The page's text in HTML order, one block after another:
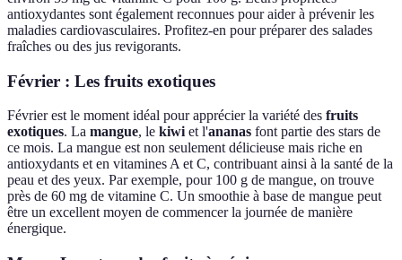
antioxydantes sont également reconnues pour aider à prévenir les
maladies cardiovasculaires. Profitez-en pour préparer des salades
fraîches ou des jus revigorants.
Février : Les fruits exotiques
Février est le moment idéal pour apprécier la variété des fruits
exotiques. La mangue, le kiwi et l'ananas font partie des stars de
ce mois. La mangue est non seulement délicieuse mais riche en
antioxydants et en vitamines A et C, contribuant ainsi à la santé de la
peau et des yeux. Par exemple, pour 100 g de mangue, on trouve
près de 60 mg de vitamine C. Un smoothie à base de mangue peut
être un excellent moyen de commencer la journée de manière
énergique.